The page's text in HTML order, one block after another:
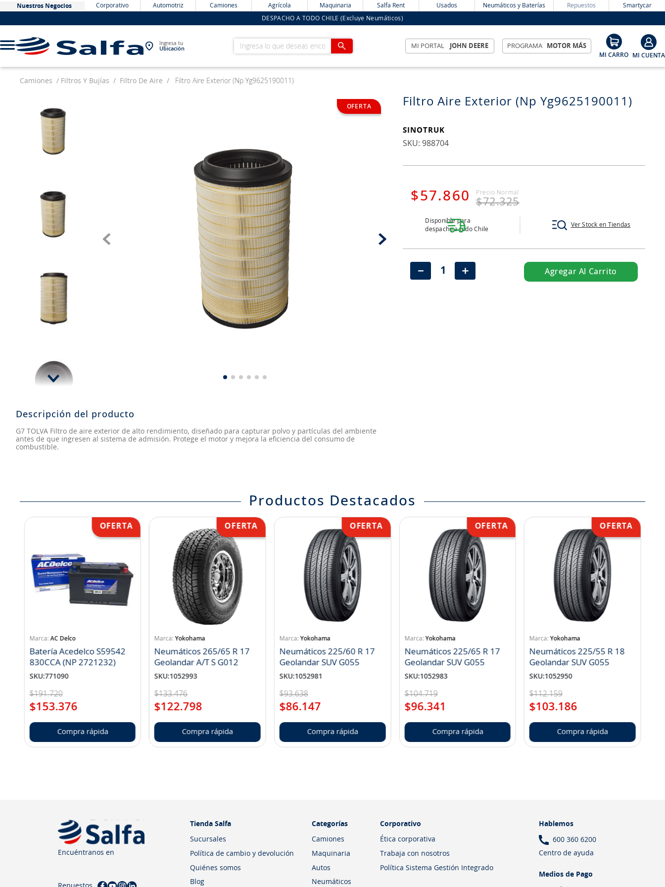
Nuestros Negocios Corporativo Automotriz Camiones Agrícola Maquinaria Salfa Rent Usados Neumáticos y Baterías Repuestos Smartycar
DESPACHO A TODO CHILE (Excluye Neumáticos)
Ingresa tu
Ubicación
Ingresa lo que deseas encontrar MI PORTAL JOHN DEERE PROGRAMA MOTOR MÁS
Camiones Filtros Y Bujías Filtro De Aire Filtro Aire Exterior (Np Yg9625190011)
Descripción del producto
G7 TOLVA Filtro de aire exterior de alto rendimiento, diseñado para capturar polvo y partículas del ambiente
antes de que ingresen al sistema de admisión. Protege el motor y mejora la eficiencia del consumo de
combustible.
Filtro Aire Exterior (Np Yg9625190011)
SINOTRUK
:988704
$57.860 $72.325
Disponible para
despacho a todo Chile
Ver Stock en Tiendas
＋
－ Agregar Al Carrito
Productos Destacados
AC Delco
Batería Acedelco S59542
830CCA (NP 2721232)
SKU:771090
$191.720
$153.376
Compra rápida
Yokohama
Neumáticos 265/65 R 17
Geolandar A/T S G012
SKU:1052993
$133.476
$122.798
Compra rápida
Yokohama
Neumáticos 225/60 R 17
Geolandar SUV G055
SKU:1052981
$93.638
$86.147
Compra rápida
Yokohama
Neumáticos 225/65 R 17
Geolandar SUV G055
SKU:1052983
$104.719
$96.341
Compra rápida
Yokohama
Neumáticos 225/55 R 18
Geolandar SUV G055
SKU:1052950
$112.159
$103.186
Compra rápida
Encuéntranos en
Tienda Salfa
Sucursales
Política de cambio y devolución
Quiénes somos
Blog
Categorías
Camiones
Maquinaria
Autos
Neumáticos
Corporativo
Ética corporativa
Trabaja con nosotros
Política Sistema Gestión Integrado
Hablemos
600 360 6200
Centro de ayuda
Medios de Pago
bateria
neumáticos
westlake
jockey
john deere
aceite